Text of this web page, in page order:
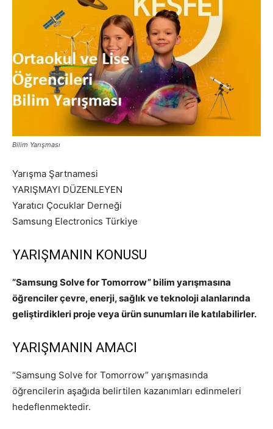
Bilim Yarışması
Yarışma Şartnamesi
YARIŞMAYI DÜZENLEYEN
Yaratıcı Çocuklar Derneği
Samsung Electronics Türkiye
YARIŞMANIN KONUSU
“Samsung Solve for Tomorrow” bilim yarışmasına
öğrenciler çevre, enerji, sağlık ve teknoloji alanlarında
geliştirdikleri proje veya ürün sunumları ile katılabilirler.
YARIŞMANIN AMACI
“Samsung Solve for Tomorrow” yarışmasında
öğrencilerin aşağıda belirtilen kazanımları edinmeleri
hedeflenmektedir.